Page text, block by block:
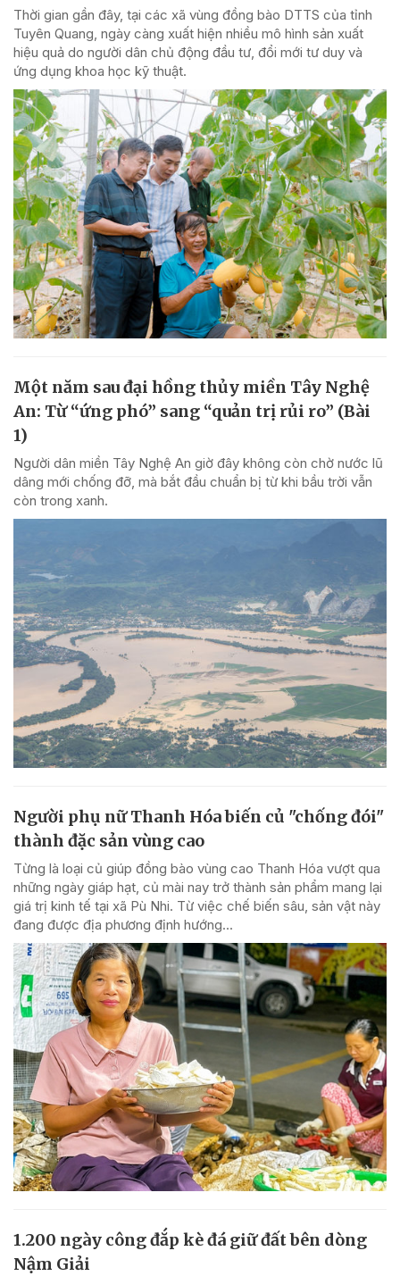
Thời gian gần đây, tại các xã vùng đồng bào DTTS của tỉnh
Tuyên Quang, ngày càng xuất hiện nhiều mô hình sản xuất
hiệu quả do người dân chủ động đầu tư, đổi mới tư duy và
ứng dụng khoa học kỹ thuật.
Một năm sau đại hồng thủy miền Tây Nghệ
An: Từ “ứng phó” sang “quản trị rủi ro” (Bài
1)
Người dân miền Tây Nghệ An giờ đây không còn chờ nước lũ
dâng mới chống đỡ, mà bắt đầu chuẩn bị từ khi bầu trời vẫn
còn trong xanh.
Người phụ nữ Thanh Hóa biến củ "chống đói"
thành đặc sản vùng cao
Từng là loại củ giúp đồng bào vùng cao Thanh Hóa vượt qua
những ngày giáp hạt, củ mài nay trở thành sản phẩm mang lại
giá trị kinh tế tại xã Pù Nhi. Từ việc chế biến sâu, sản vật này
đang được địa phương định hướng...
1.200 ngày công đắp kè đá giữ đất bên dòng
Nậm Giải